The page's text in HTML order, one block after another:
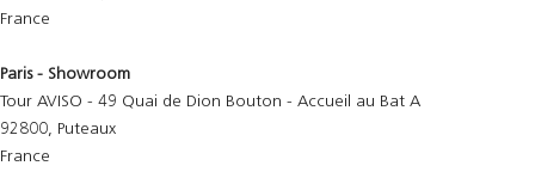
France
Paris - Showroom
Tour AVISO - 49 Quai de Dion Bouton - Accueil au Bat A
92800, Puteaux
France